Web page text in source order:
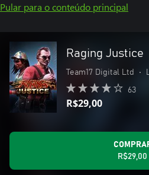
Pular para o conteúdo principal
Raging Justice
Team17 Digital Ltd •
63
R$29,00
R$29,00